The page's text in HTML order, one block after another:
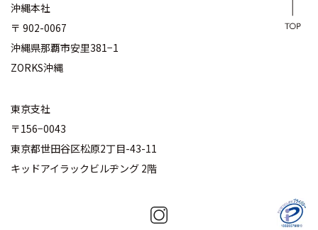
沖縄本社
〒 902-0067
沖縄県那覇市安里381−1
ZORKS沖縄
東京支社
〒156−0043
東京都世田谷区松原2丁目-43-11
キッドアイラックビルヂング 2階